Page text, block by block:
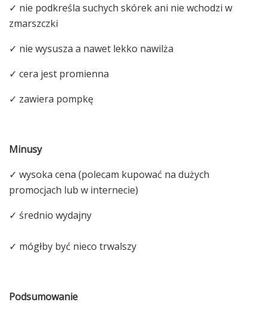
✓ nie podkreśla suchych skórek ani nie wchodzi w
zmarszczki
✓ nie wysusza a nawet lekko nawilża
✓ cera jest promienna
✓ zawiera pompkę
Minusy
✓ wysoka cena (polecam kupować na dużych
promocjach lub w internecie)
✓ średnio wydajny
✓ mógłby być nieco trwalszy
Podsumowanie